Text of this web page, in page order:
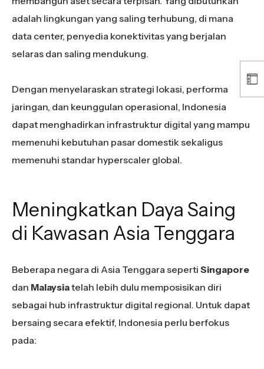
adalah lingkungan yang saling terhubung, di mana
data center, penyedia konektivitas yang berjalan
selaras dan saling mendukung.
Dengan menyelaraskan strategi lokasi, performa
jaringan, dan keunggulan operasional, Indonesia
dapat menghadirkan infrastruktur digital yang mampu
memenuhi kebutuhan pasar domestik sekaligus
memenuhi standar hyperscaler global.
Meningkatkan Daya Saing
di Kawasan Asia Tenggara
Beberapa negara di Asia Tenggara seperti Singapore
dan Malaysiatelah lebih dulu memposisikan diri
sebagai hub infrastruktur digital regional. Untuk dapat
bersaing secara efektif, Indonesia perlu berfokus
pada: